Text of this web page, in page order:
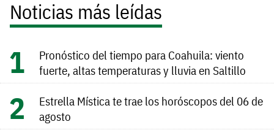
Noticias más leídas
Pronóstico del tiempo para Coahuila: viento
fuerte, altas temperaturas y lluvia en Saltillo
Estrella Mística te trae los horóscopos del 06 de
agosto